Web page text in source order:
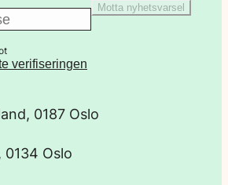
Motta nyhetsvarsel
verifiseringen
0187 Oslo
0134 Oslo